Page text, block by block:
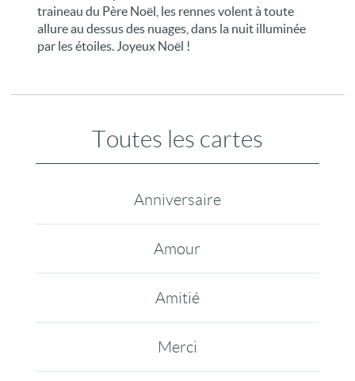
traineau du Père Noël, les rennes volent à toute
allure au dessus des nuages, dans la nuit illuminée
par les étoiles. Joyeux Noël !
Toutes les cartes
Anniversaire
Amour
Amitié
Merci